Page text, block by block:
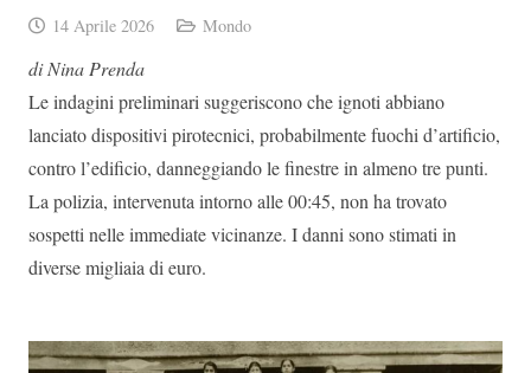
14 Aprile 2026 Mondo
di Nina Prenda
Le indagini preliminari suggeriscono che ignoti abbiano
lanciato dispositivi pirotecnici, probabilmente fuochi d’artificio,
contro l’edificio, danneggiando le finestre in almeno tre punti.
La polizia, intervenuta intorno alle 00:45, non ha trovato
sospetti nelle immediate vicinanze. I danni sono stimati in
diverse migliaia di euro.